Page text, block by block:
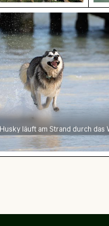
Tür hervor
läuft am Strand
läuft am Strand durch das